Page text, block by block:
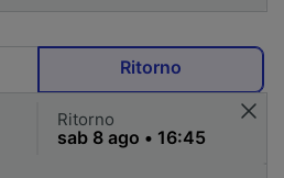
Ritorno
Ritorno